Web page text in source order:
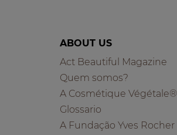
ABOUT US
Act Beautiful Magazine
Quem somos?
A Cosmétique Végétale®
Glossario
A Fundação Yves Rocher